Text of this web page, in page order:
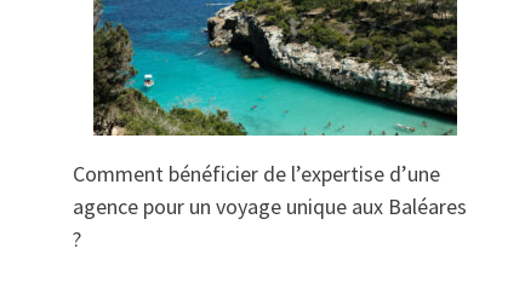
Comment bénéficier de l’expertise d’une
agence pour un voyage unique aux Baléares
?